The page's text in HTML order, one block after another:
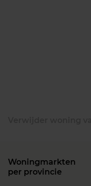
Woningmarkten
per provincie